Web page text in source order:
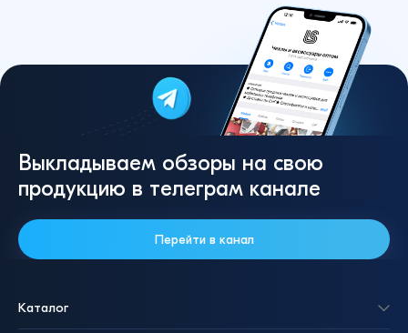
Чехол для iPhone 17 Pro Силикон Без лого
105 ₽
Добавить в корзину
Выкладываем обзоры на свою
продукцию в телеграм канале
Перейти в канал
Каталог